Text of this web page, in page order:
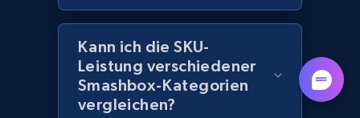
Lazada - Products - Discover products by
brand URL
Kann ich die SKU-
Leistung verschiedener
Smashbox-Kategorien
vergleichen?